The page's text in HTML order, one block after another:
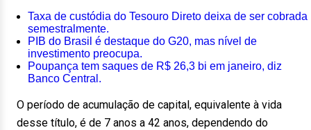
Taxa de custódia do Tesouro Direto deixa de ser cobrada
semestralmente.
PIB do Brasil é destaque do G20, mas nível de
investimento preocupa.
Poupança tem saques de R$ 26,3 bi em janeiro, diz
Banco Central.
O período de acumulação de capital, equivalente à vida
desse título, é de 7 anos a 42 anos, dependendo do